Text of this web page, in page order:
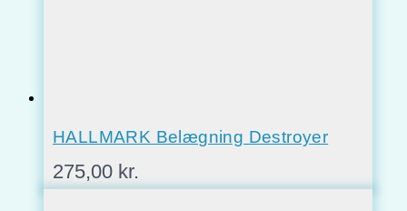
HALLMARK Belægning Destroyer
275,00 kr.